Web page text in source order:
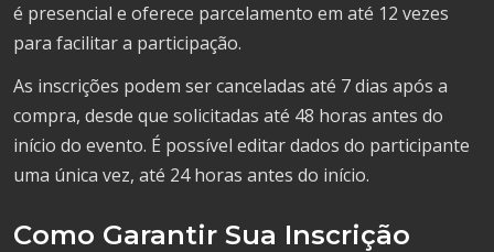
é presencial e oferece parcelamento em até 12 vezes
para facilitar a participação.
As inscrições podem ser canceladas até 7 dias após a
compra, desde que solicitadas até 48 horas antes do
início do evento. É possível editar dados do participante
uma única vez, até 24 horas antes do início.
Como Garantir Sua Inscrição